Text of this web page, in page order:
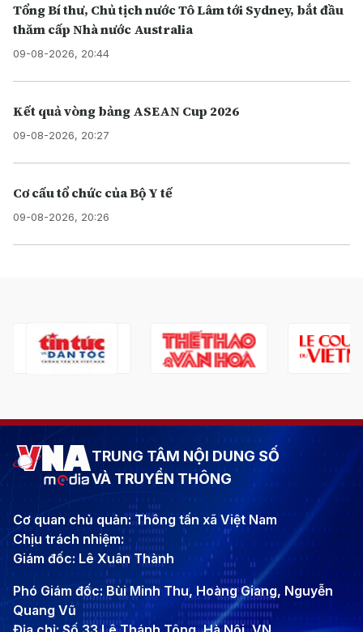
Tổng Bí thư, Chủ tịch nước Tô Lâm tới Sydney, bắt đầu
thăm cấp Nhà nước Australia
09-08-2026, 20:44
Kết quả vòng bảng ASEAN Cup 2026
09-08-2026, 20:27
Cơ cấu tổ chức của Bộ Y tế
09-08-2026, 20:26
TRUNG TÂM NỘI DUNG SỐ
VÀ TRUYỀN THÔNG
Cơ quan chủ quản: Thông tấn xã Việt Nam
Chịu trách nhiệm:
Giám đốc: Lê Xuân Thành
Phó Giám đốc: Bùi Minh Thu, Hoàng Giang, Nguyễn
Quang Vũ